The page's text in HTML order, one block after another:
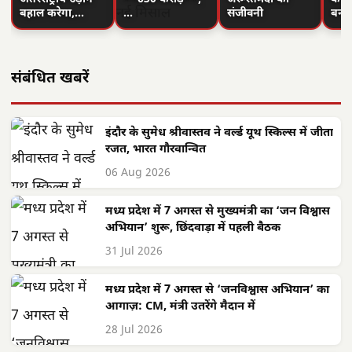
बहाल करेगा,…
…
संजीवनी
संबंधित खबरें
इंदौर के सुमेध श्रीवास्तव ने वर्ल्ड यूथ स्किल्स में जीता
रजत, भारत गौरवान्वित
06 Aug 2026
मध्य प्रदेश में 7 अगस्त से मुख्यमंत्री का ‘जन विश्वास
अभियान’ शुरू, छिंदवाड़ा में पहली बैठक
31 Jul 2026
मध्य प्रदेश में 7 अगस्त से ‘जनविश्वास अभियान’ का
आगाज़: CM, मंत्री उतरेंगे मैदान में
28 Jul 2026